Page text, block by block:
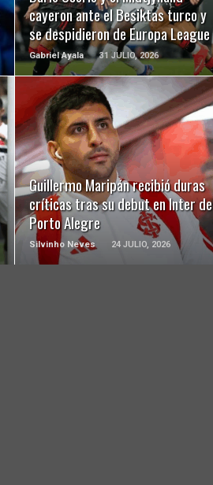
cayeron ante el Besiktas turco y
se despidieron de Europa League
Gabriel Ayala 31 JULIO, 2026
Guillermo Maripán recibió duras
críticas tras su debut en Inter de
Porto Alegre
Silvinho Neves 24 JULIO, 2026
LEER MÁS